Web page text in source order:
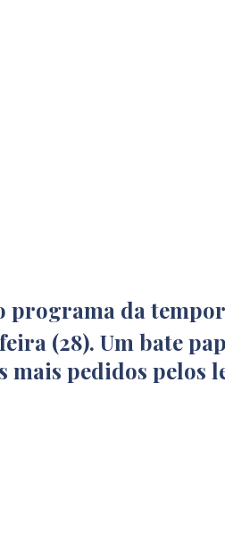
programa da
(28). Um bate
mais pedidos pelos